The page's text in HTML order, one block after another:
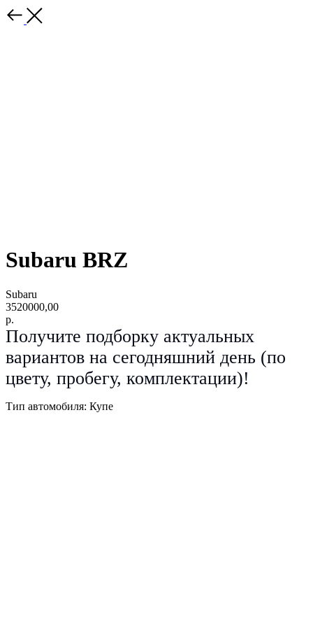
Subaru BRZ
Subaru
3520000,00
р.
Получите подборку актуальных
вариантов на сегодняшний день (по
цвету, пробегу, комплектации)!
Тип автомобиля: Купе